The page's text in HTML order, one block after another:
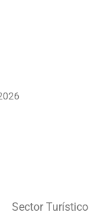
Sector Turístico